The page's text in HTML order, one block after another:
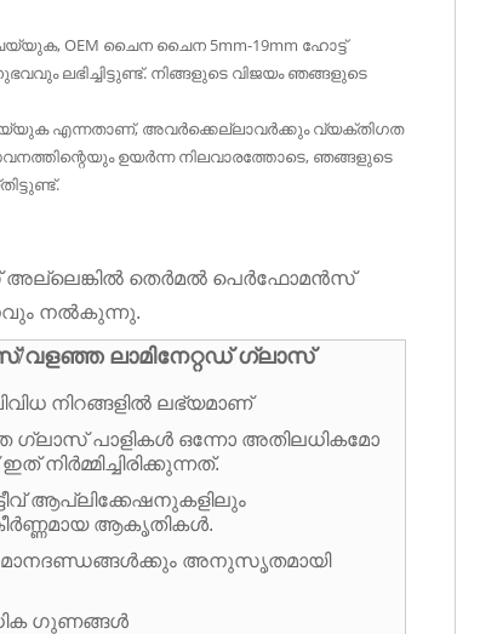
OEM ചൈന ചൈന 5mm-19mm ഹോട്ട്
ലഭിച്ചിട്ടുണ്ട്. നിങ്ങളുടെ വിജയം ഞങ്ങളുടെ
എന്നതാണ്, അവർക്കെല്ലാവർക്കും വ്യക്തിഗത
ഉയർന്ന നിലവാരത്തോടെ, ഞങ്ങളുടെ
അല്ലെങ്കിൽ തെർമൽ പെർഫോമൻസ്
നൽകുന്നു.
വളഞ്ഞ ലാമിനേറ്റഡ് ഗ്ലാസ്
നിറങ്ങളിൽ ലഭ്യമാണ്
ഗ്ലാസ് പാളികൾ ഒന്നോ അതിലധികമോ
നിർമ്മിച്ചിരിക്കുന്നത്.
ആപ്ലിക്കേഷനുകളിലും
ആകൃതികൾ.
അനുസൃതമായി
ഗുണങ്ങൾ